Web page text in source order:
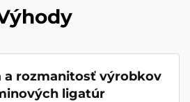
a rozmanitosť výrobkov
ligatúr